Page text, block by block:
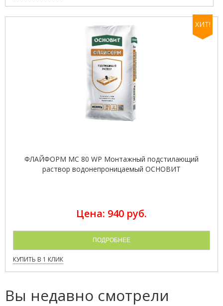
ХИТ!
ФЛАЙФОРМ MC 80 WP Монтажный подстилающий
раствор водонепроницаемый ОСНОВИТ
Цена: 940 руб.
ПОДРОБНЕЕ
КУПИТЬ В 1 КЛИК
Вы недавно смотрели